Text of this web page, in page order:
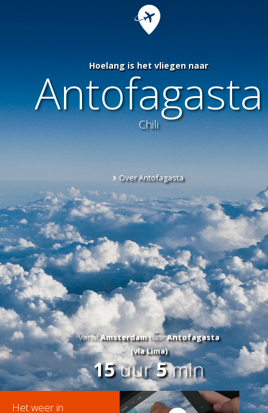
Hoelang is het vliegen naar
Antofagasta
Chili
Over Antofagasta
VanafAmsterdamnaarAntofagasta
(via Lima)
15uur5min
Het weer in